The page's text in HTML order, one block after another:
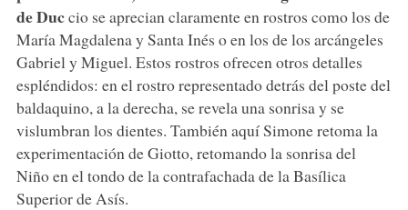
de Duccio se aprecian claramente en rostros como los de
María Magdalena y Santa Inés o en los de los arcángeles
Gabriel y Miguel. Estos rostros ofrecen otros detalles
espléndidos: en el rostro representado detrás del poste del
baldaquino, a la derecha, se revela una sonrisa y se
vislumbran los dientes. También aquí Simone retoma la
experimentación de Giotto, retomando la sonrisa del
Niño en el tondo de la contrafachada de la Basílica
Superior de Asís.